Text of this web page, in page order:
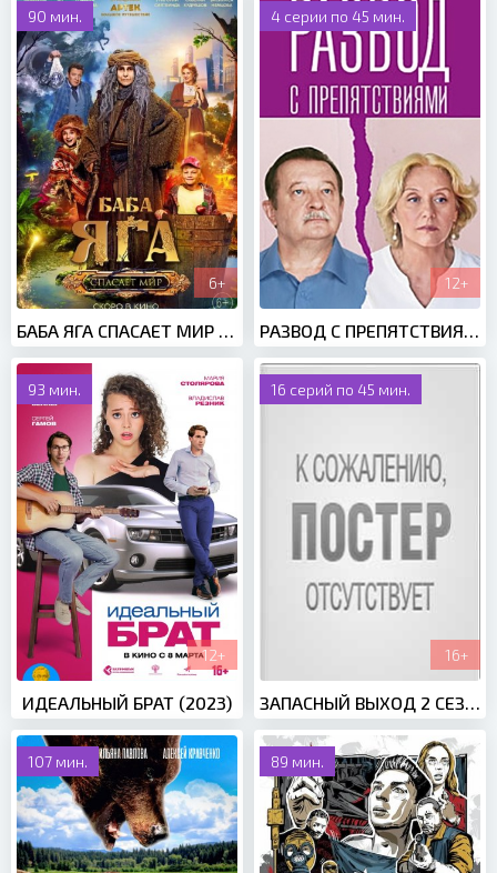
90 мин.
6+
4 серии по 45 мин.
12+
93 мин.
12+
ИДЕАЛЬНЫЙ БРАТ (2023)
16 серий по 45 мин.
16+
ЗАПАСНЫЙ ВЫХОД 2 СЕЗОН (2023)
107 мин. 89 мин.